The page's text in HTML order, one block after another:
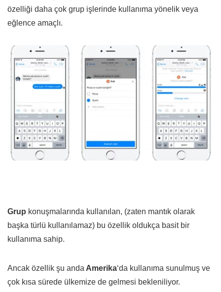
özelliği daha çok grup işlerinde kullanıma yönelik veya
eğlence amaçlı.
Grup konuşmalarında kullanılan, (zaten mantık olarak
başka türlü kullanılamaz) bu özellik oldukça basit bir
kullanıma sahip.
Ancak özellik şu anda Amerika‘da kullanıma sunulmuş ve
çok kısa sürede ülkemize de gelmesi bekleniliyor.